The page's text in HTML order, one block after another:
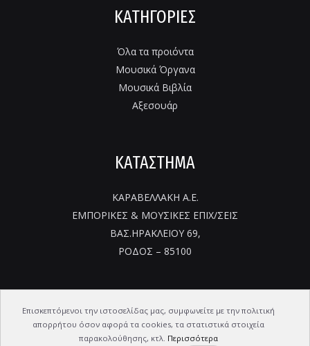
Επισκεπτόμενοι την ιστοσελίδας μας, συμφωνείτε με την πολιτική
απορρήτου όσον αφορά τα cookies, τα στατιστικά στοιχεία
παρακολούθησης, κτλ. Περισσότερα
ΚΑΤΗΓΟΡΙΕΣ
Όλα τα προιόντα
Μουσικά Όργανα
Μουσικά Βιβλία
Αξεσουάρ
ΚΑΤΑΣΤΗΜΑ
ΚΑΡΑΒΕΛΛΑΚΗ Α.Ε.
ΕΜΠΟΡΙΚΕΣ & ΜΟΥΣΙΚΕΣ ΕΠΙΧ/ΣΕΙΣ
ΒΑΣ.ΗΡΑΚΛΕΙΟΥ 69,
ΡΟΔΟΣ – 85100
Copyright © 2026 ΚΑΡΑΒΕΛΛΑΚΗΣ - ΜΟΥΣΙΚΑ ΟΡΓΑΝΑ